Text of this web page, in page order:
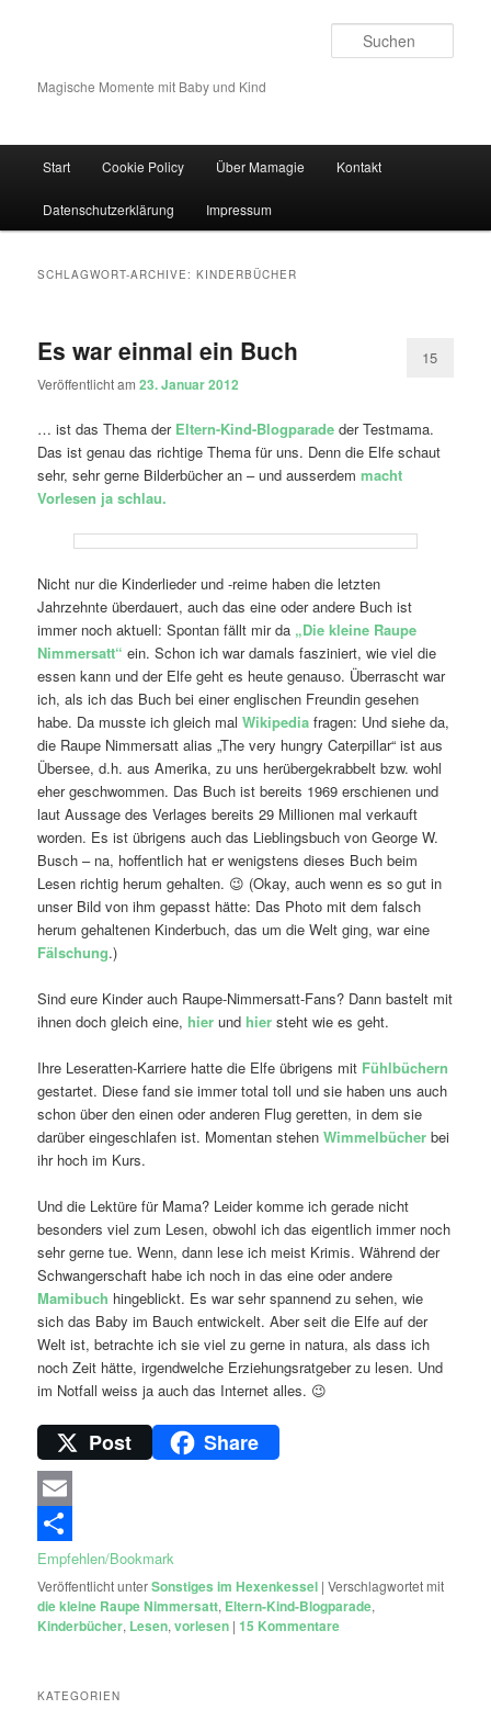
Magische Momente mit Baby und Kind
Zum Inhalt wechseln
Zum sekundären Inhalt wechseln
Start Cookie Policy Über Mamagie Kontakt
Datenschutzerklärung Impressum
SCHLAGWORT-ARCHIVE:KINDERBÜCHER
Es war einmal ein Buch
Veröffentlicht am23. Januar 2012
15
… ist das Thema der Eltern-Kind-Blogparade der Testmama.
Das ist genau das richtige Thema für uns. Denn die Elfe schaut
sehr, sehr gerne Bilderbücher an – und ausserdem macht
Vorlesen ja schlau.
Nicht nur die Kinderlieder und -reime haben die letzten
Jahrzehnte überdauert, auch das eine oder andere Buch ist
immer noch aktuell: Spontan fällt mir da „Die kleine Raupe
Nimmersatt“ ein. Schon ich war damals fasziniert, wie viel die
essen kann und der Elfe geht es heute genauso. Überrascht war
ich, als ich das Buch bei einer englischen Freundin gesehen
habe. Da musste ich gleich malWikipedia fragen: Und siehe da,
die Raupe Nimmersatt alias „The very hungry Caterpillar“ ist aus
Übersee, d.h. aus Amerika, zu uns herübergekrabbelt bzw. wohl
eher geschwommen. Das Buch ist bereits 1969 erschienen und
laut Aussage des Verlages bereits 29 Millionen mal verkauft
worden. Es ist übrigens auch das Lieblingsbuch von George W.
Busch – na, hoffentlich hat er wenigstens dieses Buch beim
Lesen richtig herum gehalten. 😉 (Okay, auch wenn es so gut in
unser Bild von ihm gepasst hätte: Das Photo mit dem falsch
herum gehaltenen Kinderbuch, das um die Welt ging, war eine
Fälschung.)
Sind eure Kinder auch Raupe-Nimmersatt-Fans? Dann bastelt mit
ihnen doch gleich eine, hier und hier steht wie es geht.
Ihre Leseratten-Karriere hatte die Elfe übrigens mit Fühlbüchern
gestartet. Diese fand sie immer total toll und sie haben uns auch
schon über den einen oder anderen Flug geretten, in dem sie
darüber eingeschlafen ist. Momentan stehenWimmelbücher bei
ihr hoch im Kurs.
Und die Lektüre für Mama? Leider komme ich gerade nicht
besonders viel zum Lesen, obwohl ich das eigentlich immer noch
sehr gerne tue. Wenn, dann lese ich meist Krimis. Während der
Schwangerschaft habe ich noch in das eine oder andere
Mamibuch hingeblickt. Es war sehr spannend zu sehen, wie
sich das Baby im Bauch entwickelt. Aber seit die Elfe auf der
Welt ist, betrachte ich sie viel zu gerne in natura, als dass ich
noch Zeit hätte, irgendwelche Erziehungsratgeber zu lesen. Und
im Notfall weiss ja auch das Internet alles. 😉
Post Share
Email
Empfehlen/Bookmark
Veröffentlicht unterSonstiges im Hexenkessel |Verschlagwortet mit
die kleine Raupe Nimmersatt, Eltern-Kind-Blogparade,
Kinderbücher, Lesen,vorlesen |15 Kommentare
KATEGORIEN